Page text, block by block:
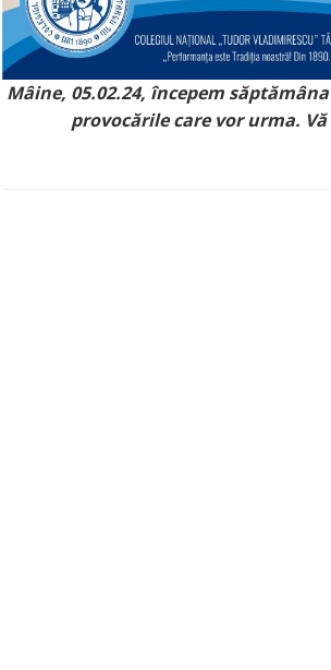
Mâine, 05.02.24, începem
provocările care vor urma.